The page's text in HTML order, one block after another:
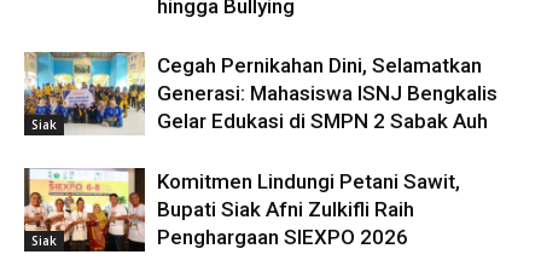
hingga Bullying
Siak
Cegah Pernikahan Dini, Selamatkan
Generasi: Mahasiswa ISNJ Bengkalis
Gelar Edukasi di SMPN 2 Sabak Auh
Siak
Komitmen Lindungi Petani Sawit,
Bupati Siak Afni Zulkifli Raih
Penghargaan SIEXPO 2026